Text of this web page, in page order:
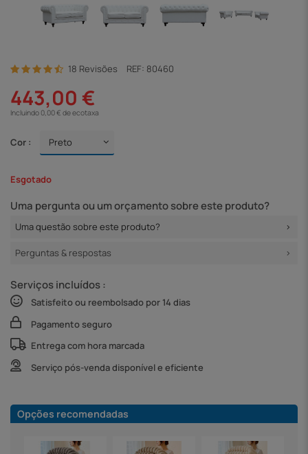
18 Revisões REF: 80460
443,00 €
Incluindo 0,00 € de ecotaxa
Cor :
Esgotado
Uma pergunta ou um orçamento sobre este produto?
Uma questão sobre este produto?
Perguntas & respostas
Serviços incluídos :
Satisfeito ou reembolsado por 14 dias
Pagamento seguro
Entrega com hora marcada
Serviço pós-venda disponível e eficiente
Opções recomendadas